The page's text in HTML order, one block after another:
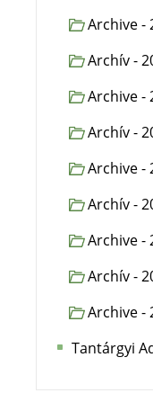
Archive -
Archív -
Archive -
Archív -
Archive -
Archív -
Archive -
Archív -
Archive -
Tantárgyi